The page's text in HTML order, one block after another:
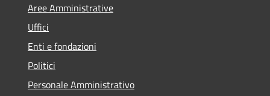
Aree Amministrative
Uffici
Enti e fondazioni
Politici
Personale Amministrativo